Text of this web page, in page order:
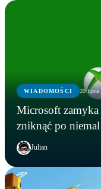
WIADOMOŚCI 20 lipca
Microsoft
zniknąć po
Julian